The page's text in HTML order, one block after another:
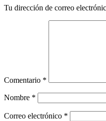
Tu dirección de correo
Comentario *
Nombre *
Correo electrónico *